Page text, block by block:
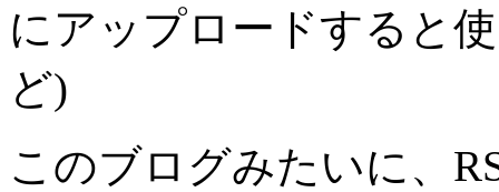
にアップロードすると
ど)
このブログみたいに、